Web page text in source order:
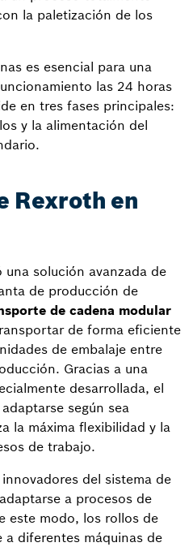
la paletización de los
es esencial para una
las 24 horas
en tres fases principales:
y la alimentación del
Rexroth en
solución avanzada de
de producción de
de cadena modular
de forma eficiente
de embalaje entre
Gracias a una
desarrollada, el
según sea
la máxima flexibilidad y la
de trabajo.
del sistema de
a procesos de
este modo, los rollos de
a diferentes máquinas de